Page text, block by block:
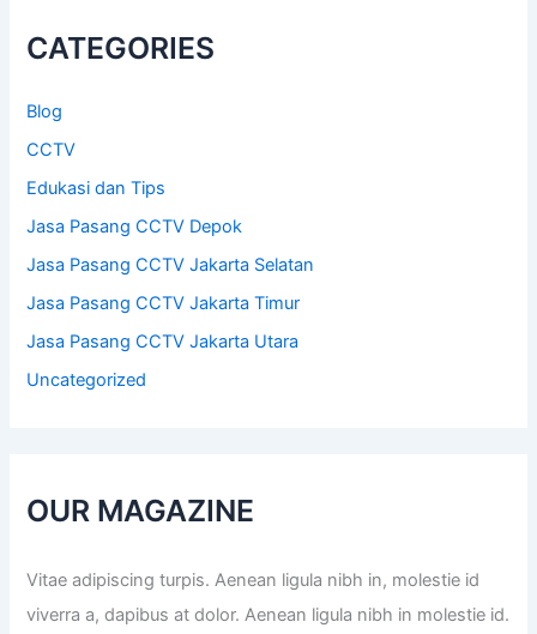
CATEGORIES
Blog
CCTV
Edukasi dan Tips
Jasa Pasang CCTV Depok
Jasa Pasang CCTV Jakarta Selatan
Jasa Pasang CCTV Jakarta Timur
Jasa Pasang CCTV Jakarta Utara
Uncategorized
OUR MAGAZINE
Vitae adipiscing turpis. Aenean ligula nibh in, molestie id
viverra a, dapibus at dolor. Aenean ligula nibh in molestie id.